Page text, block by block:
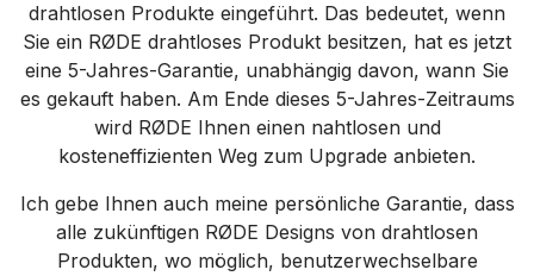
drahtlosen Produkte eingeführt. Das bedeutet, wenn
Sie ein RØDE drahtloses Produkt besitzen, hat es jetzt
eine 5-Jahres-Garantie, unabhängig davon, wann Sie
es gekauft haben. Am Ende dieses 5-Jahres-Zeitraums
wird RØDE Ihnen einen nahtlosen und
kosteneffizienten Weg zum Upgrade anbieten.
Ich gebe Ihnen auch meine persönliche Garantie, dass
alle zukünftigen RØDE Designs von drahtlosen
Produkten, wo möglich, benutzerwechselbare